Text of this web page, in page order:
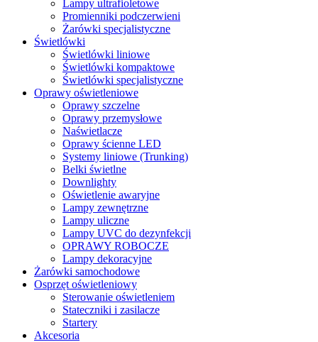
Lampy ultrafioletowe
Promienniki podczerwieni
Żarówki specjalistyczne
Świetlówki
Świetlówki liniowe
Świetlówki kompaktowe
Świetlówki specjalistyczne
Oprawy oświetleniowe
Oprawy szczelne
Oprawy przemysłowe
Naświetlacze
Oprawy ścienne LED
Systemy liniowe (Trunking)
Belki świetlne
Downlighty
Oświetlenie awaryjne
Lampy zewnętrzne
Lampy uliczne
Lampy UVC do dezynfekcji
OPRAWY ROBOCZE
Lampy dekoracyjne
Żarówki samochodowe
Osprzęt oświetleniowy
Sterowanie oświetleniem
Stateczniki i zasilacze
Startery
Akcesoria